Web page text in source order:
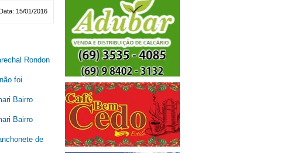
15/01/2016
Rondon
foi
Bairro
Bairro
de